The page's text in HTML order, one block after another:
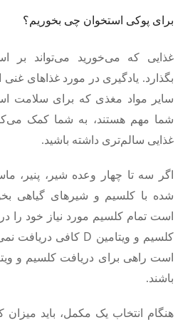
برای پوکی استخوان چی بخوریم؟
غذایی که می‌خورید می‌تواند بر
بگذارد. یادگیری در مورد غذاهای غنی
سایر مواد مغذی که برای سلامت
شما مهم هستند، به شما کمک
غذایی سالم‌تری داشته باشید.
اگر سه تا چهار وعده شیر، پنیر،
شده با کلسیم و شیرهای گیاهی
است تمام کلسیم مورد نیاز خود را
کلسیم و ویتامین D کافی دریافت
است راهی برای دریافت کلسیم و
باشند.
هنگام انتخاب یک مکمل، باید میزان